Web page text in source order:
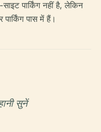
पार्किंग नहीं है, लेकिन
पास में हैं।
सुनें